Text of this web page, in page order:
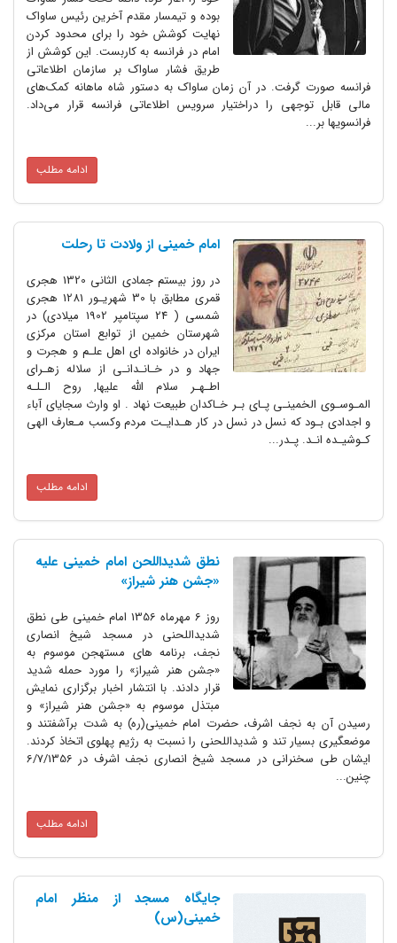
بوده و تیمسار مقدم آخرین رئیس ساواک
نهایت کوشش خود را برای محدود کردن
امام در فرانسه به کاربست. این کوشش از
طریق فشار ساواک بر سازمان اطلاعاتی
فرانسه صورت گرفت. در آن زمان ساواک به دستور شاه ماهانه کمک‌های
مالی قابل توجهی را دراختیار سرویس اطلاعاتی فرانسه قرار می‌داد.
فرانسویها بر...
ادامه مطلب
امام خمینی از ولادت تا رحلت
در روز بیستم جمادى الثانى 1320 هجرى
قمرى مطابق با 30 شهریـور 1281 هجرى
شمسى ( 24 سپتامپر 1902 میلادى) در
شهرستان خمین از توابع استان مرکزى
ایران در خانواده اى اهل علـم و هجرت و
جهاد و در خـانـدانـى از سلاله زهـراى
اطـهـر سلام الله علیها, روح الـلـه
المـوسـوى الخمینـى پـاى بـر خـاکدان طبیعت نهاد . او وارث سجایاى آباء
و اجدادى بـود که نسل در نسل در کار هـدایـت مردم وکسب مـعارف الهى
کـوشیـده انـد. پـدر...
ادامه مطلب
نطق شدیداللحن امام خمینی علیه
«جشن هنر شیراز»
روز 6 مهرماه 1356 امام خمینی طی نطق
شدیداللحنی در مسجد شیخ انصاری
نجف، برنامه های مستهجن موسوم به
«جشن هنر شیراز» را مورد حمله شدید
قرار دادند. با انتشار اخبار برگزاری نمایش
مبتذل موسوم به «جشن هنر شیراز» و
رسیدن آن به نجف اشرف، حضرت امام خمینی(ره) به شدت برآشفتند و
موضعگیری بسیار تند و شدیداللحنی را نسبت به رژیم پهلوی اتخاذ کردند.
ایشان طی سخنرانی در مسجد شیخ انصاری نجف اشرف در 6/7/1356
چنین...
ادامه مطلب
جایگاه مسجد از منظر امام
خمینی(س)